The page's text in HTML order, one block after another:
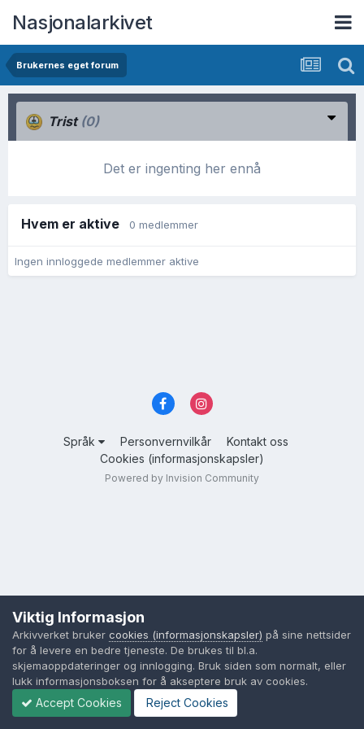
Nasjonalarkivet
Brukernes eget forum
Trist (0)
Det er ingenting her ennå
Hvem er aktive 0 medlemmer
Ingen innloggede medlemmer aktive
Språk Personvernvilkår
Kontakt oss
Cookies (informasjonskapsler)
Powered by Invision Community
Viktig Informasjon
Arkivverket bruker cookies (informasjonskapsler) på sine nettsider
for å levere en bedre tjeneste. De brukes til bl.a.
skjemaoppdateringer og innlogging. Bruk siden som normalt, eller
lukk informasjonsboksen for å akseptere bruk av cookies.
Accept Cookies Reject Cookies